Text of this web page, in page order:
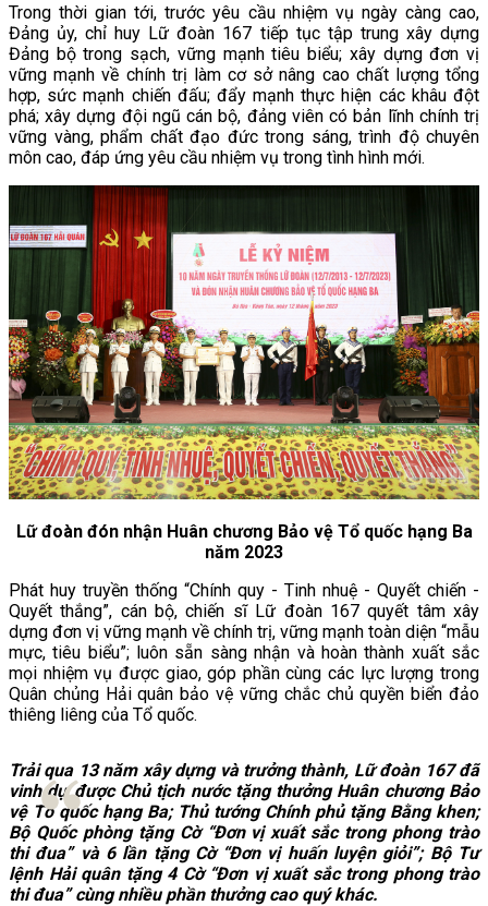
Trong thời gian tới, trước yêu cầu nhiệm vụ ngày càng cao,
Đảng ủy, chỉ huy Lữ đoàn 167 tiếp tục tập trung xây dựng
Đảng bộ trong sạch, vững mạnh tiêu biểu; xây dựng đơn vị
vững mạnh về chính trị làm cơ sở nâng cao chất lượng tổng
hợp, sức mạnh chiến đấu; đẩy mạnh thực hiện các khâu đột
phá; xây dựng đội ngũ cán bộ, đảng viên có bản lĩnh chính trị
vững vàng, phẩm chất đạo đức trong sáng, trình độ chuyên
môn cao, đáp ứng yêu cầu nhiệm vụ trong tình hình mới.
Lữ đoàn đón nhận Huân chương Bảo vệ Tổ quốc hạng Ba
năm 2023
Phát huy truyền thống “Chính quy - Tinh nhuệ - Quyết chiến -
Quyết thắng”, cán bộ, chiến sĩ Lữ đoàn 167 quyết tâm xây
dựng đơn vị vững mạnh về chính trị, vững mạnh toàn diện “mẫu
mực, tiêu biểu”; luôn sẵn sàng nhận và hoàn thành xuất sắc
mọi nhiệm vụ được giao, góp phần cùng các lực lượng trong
Quân chủng Hải quân bảo vệ vững chắc chủ quyền biển đảo
thiêng liêng của Tổ quốc.
Trải qua 13 năm xây dựng và trưởng thành, Lữ đoàn 167 đã
vinh dự được Chủ tịch nước tặng thưởng Huân chương Bảo
vệ Tổ quốc hạng Ba; Thủ tướng Chính phủ tặng Bằng khen;
Bộ Quốc phòng tặng Cờ “Đơn vị xuất sắc trong phong trào
thi đua”và 6lần tặng Cờ “Đơn vị huấn luyện giỏi”; Bộ Tư
lệnh Hải quân tặng 4Cờ “Đơn vị xuất sắc trong phong trào
thi đua” cùng nhiều phần thưởng cao quý khác.